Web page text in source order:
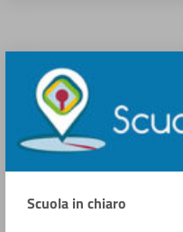
Scuola in chiaro